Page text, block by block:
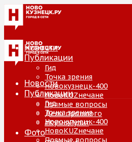
Новости
Публикации
Гид
Точка зрения
Новокузнецк-400
НовоKUZнечане
Прямые вопросы
Дело прошлого
#КузняРулит
Фото
Новости
Публикации
Гид
Точка зрения
Новокузнецк-400
НовоKUZнечане
Прямые вопросы